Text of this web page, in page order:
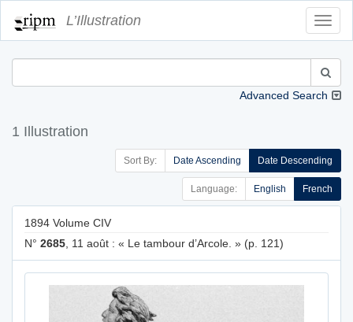
L’Illustration
Advanced Search
1 Illustration
Sort By: Date Ascending Date Descending
Language: English French
1894 Volume CIV
N° 2685 , 11 août : « Le tambour d’Arcole. » (p. 121)